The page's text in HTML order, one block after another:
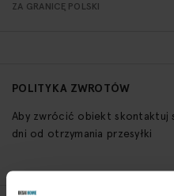
ZA GRANICĘ POLSKI
POLITYKA ZWROTÓW
Aby zwrócić obiekt skontaktuj
dni od otrzymania przesyłki